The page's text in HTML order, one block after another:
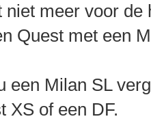
niet meer voor de
Quest met een
een Milan SL
XS of een DF.